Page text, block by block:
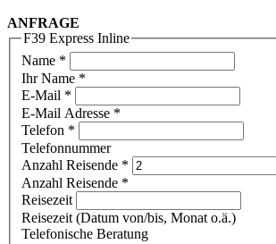
ANFRAGE
F39 Express Inline
Name *
Ihr Name *
E-Mail *
E-Mail Adresse *
Telefon *
Telefonnummer
Anzahl Reisende *
Anzahl Reisende *
Reisezeit
Reisezeit (Datum von/bis, Monat o.ä.)
Telefonische Beratung